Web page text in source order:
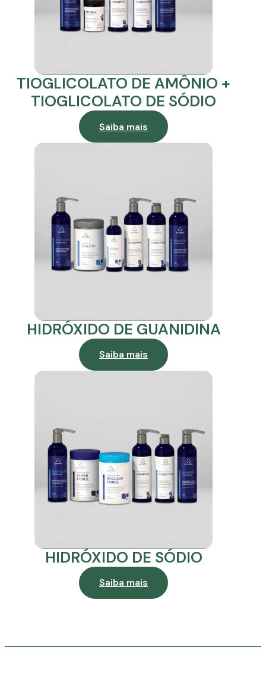
TIOGLICOLATO DE AMÔNIO +
TIOGLICOLATO DE SÓDIO
Saiba mais
HIDRÓXIDO DE GUANIDINA
Saiba mais
HIDRÓXIDO DE SÓDIO
Saiba mais